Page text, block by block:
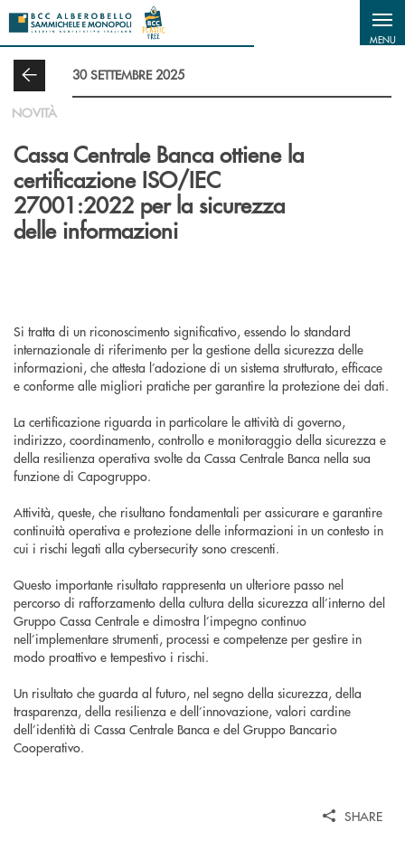
Salta al contenuto principale
MENU
30 SETTEMBRE 2025
NOVITÀ
Cassa Centrale Banca ottiene la
certificazione ISO/IEC
27001:2022 per la sicurezza
delle informazioni
Si tratta di un riconoscimento significativo, essendo lo standard
internazionale di riferimento per la gestione della sicurezza delle
informazioni, che attesta l’adozione di un sistema strutturato, efficace
e conforme alle migliori pratiche per garantire la protezione dei dati.
La certificazione riguarda in particolare le attività di governo,
indirizzo, coordinamento, controllo e monitoraggio della sicurezza e
della resilienza operativa svolte da Cassa Centrale Banca nella sua
funzione di Capogruppo.
Attività, queste, che risultano fondamentali per assicurare e garantire
continuità operativa e protezione delle informazioni in un contesto in
cui i rischi legati alla cybersecurity sono crescenti.
Questo importante risultato rappresenta un ulteriore passo nel
percorso di rafforzamento della cultura della sicurezza all’interno del
Gruppo Cassa Centrale e dimostra l’impegno continuo
nell’implementare strumenti, processi e competenze per gestire in
modo proattivo e tempestivo i rischi.
Un risultato che guarda al futuro, nel segno della sicurezza, della
trasparenza, della resilienza e dell’innovazione, valori cardine
dell’identità di Cassa Centrale Banca e del Gruppo Bancario
Cooperativo.
SHARE